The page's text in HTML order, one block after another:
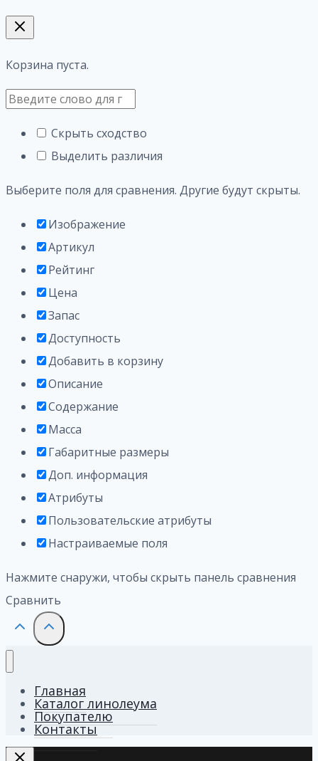
Корзина пуста.
Скрыть сходство
Выделить различия
Выберите поля для сравнения. Другие будут скрыты.
Изображение
Артикул
Рейтинг
Цена
Запас
Доступность
Добавить в корзину
Описание
Содержание
Масса
Габаритные размеры
Доп. информация
Атрибуты
Пользовательские атрибуты
Настраиваемые поля
Нажмите снаружи, чтобы скрыть панель сравнения
Сравнить
Главная
Каталог линолеума
Покупателю
Контакты